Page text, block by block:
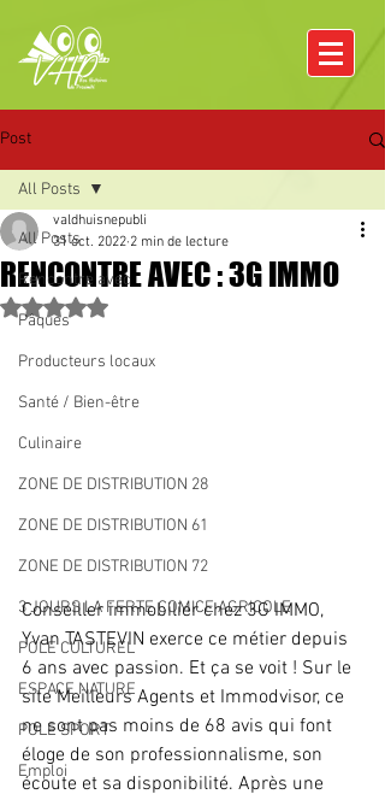
Post
All Posts
Rencontre avec
Pâques
Producteurs locaux
Santé / Bien-être
Culinaire
ZONE DE DISTRIBUTION 28
ZONE DE DISTRIBUTION 61
ZONE DE DISTRIBUTION 72
3 JOURS LA FERTE COMICE AGRICOLE
POLE CULTUREL
ESPACE NATURE
POLE SPORT
Emploi
All Posts
RENCONTRE AVEC : 3G IMMO
valdhuisnepubli
31 oct. 2022 2 min de lecture
Noté NaN étoiles sur 5.
Conseiller immobilier chez 3G IMMO,
Yvan TASTEVIN exerce ce métier depuis
6 ans avec passion. Et ça se voit ! Sur le
site Meilleurs Agents et Immodvisor, ce
ne sont pas moins de 68 avis qui font
éloge de son professionnalisme, son
écoute et sa disponibilité. Après une